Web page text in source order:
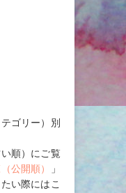
ゴリー）別
順）にご覧
公開順）
」
い際にはこ